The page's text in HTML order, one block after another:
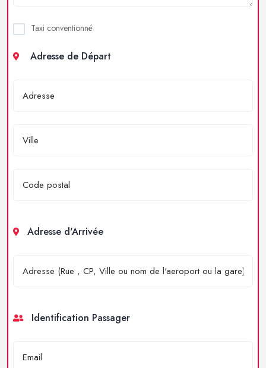
Taxi conventionné
Adresse de Départ
Adresse d'Arrivée
Identification Passager